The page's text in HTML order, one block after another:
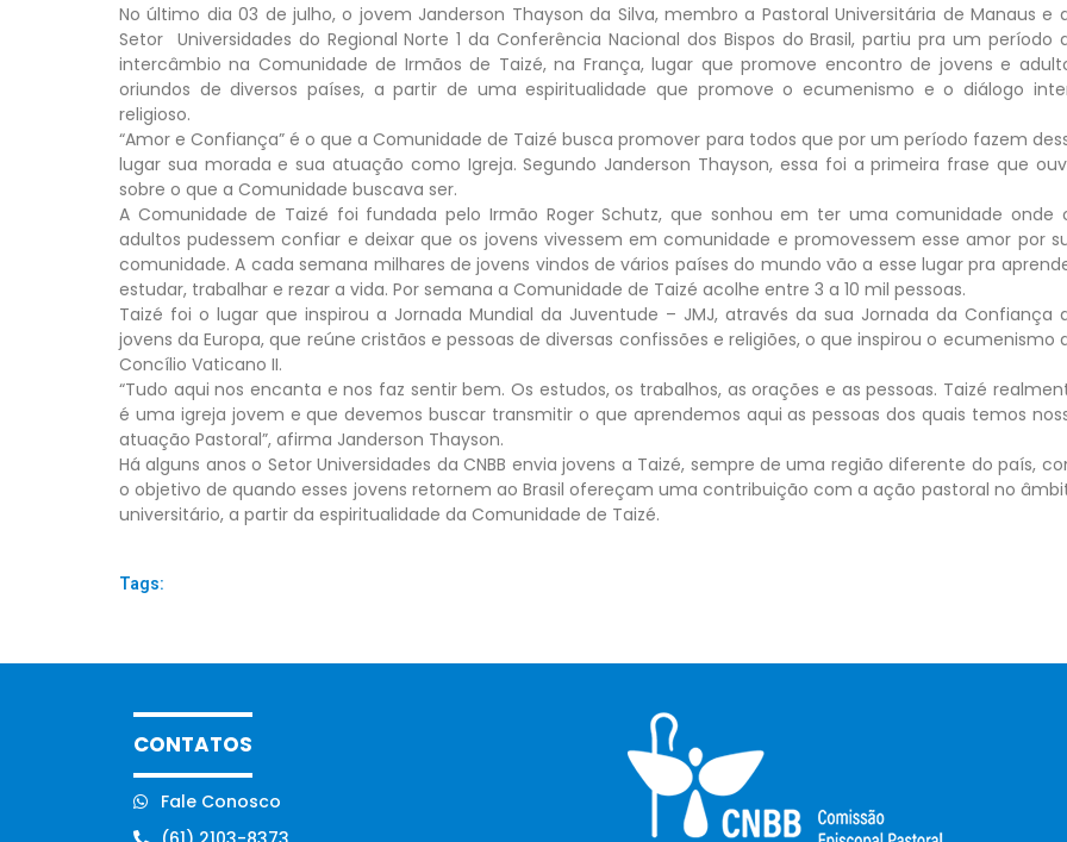
No último dia 03 de julho, o jovem Janderson Thayson da Silva, membro a Pastoral Universitária de Manaus e
Setor Universidades do Regional Norte 1 da Conferência Nacional dos Bispos do Brasil, partiu pra um período
intercâmbio na Comunidade de Irmãos de Taizé, na França, lugar que promove encontro de jovens e
oriundos de diversos países, a partir de uma espiritualidade que promove o ecumenismo e o diálogo
religioso.
“Amor e Confiança” é o que a Comunidade de Taizé busca promover para todos que por um período fazem
lugar sua morada e sua atuação como Igreja. Segundo Janderson Thayson, essa foi a primeira frase que
sobre o que a Comunidade buscava ser.
A Comunidade de Taizé foi fundada pelo Irmão Roger Schutz, que sonhou em ter uma comunidade onde
adultos pudessem confiar e deixar que os jovens vivessem em comunidade e promovessem esse amor por
comunidade. A cada semana milhares de jovens vindos de vários países do mundo vão a esse lugar pra
estudar, trabalhar e rezar a vida. Por semana a Comunidade de Taizé acolhe entre 3 a 10 mil pessoas.
Taizé foi o lugar que inspirou a Jornada Mundial da Juventude – JMJ, através da sua Jornada da Confiança
jovens da Europa, que reúne cristãos e pessoas de diversas confissões e religiões, o que inspirou o ecumenismo
Concílio Vaticano II.
“Tudo aqui nos encanta e nos faz sentir bem. Os estudos, os trabalhos, as orações e as pessoas. Taizé
é uma igreja jovem e que devemos buscar transmitir o que aprendemos aqui as pessoas dos quais temos
atuação Pastoral”, afirma Janderson Thayson.
Há alguns anos o Setor Universidades da CNBB envia jovens a Taizé, sempre de uma região diferente do país,
o objetivo de quando esses jovens retornem ao Brasil ofereçam uma contribuição com a ação pastoral no
universitário, a partir da espiritualidade da Comunidade de Taizé.
Tags:
CONTATOS
Fale Conosco